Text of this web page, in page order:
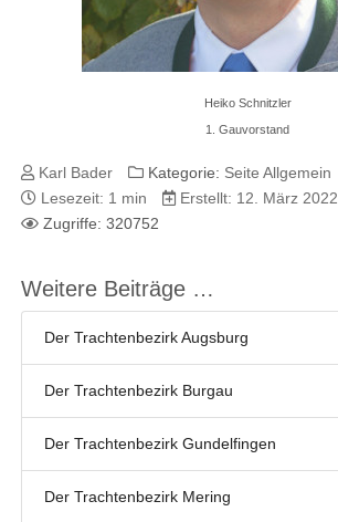
Heiko Schnitzler
1. Gauvorstand
Karl Bader Kategorie: Seite Allgemein
Lesezeit: 1 min
Erstellt: 12. März 2022
Zugriffe: 320752
Weitere Beiträge …
Der Trachtenbezirk Augsburg
Der Trachtenbezirk Burgau
Der Trachtenbezirk Gundelfingen
Der Trachtenbezirk Mering